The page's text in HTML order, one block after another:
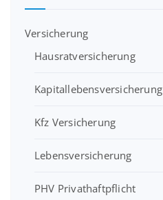
Versicherung
Hausratversicherung
Kapitallebensversicherung
Kfz Versicherung
Lebensversicherung
PHV Privathaftpflicht